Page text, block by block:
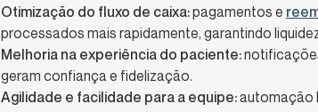
Otimização do fluxo de caixa:pagamentos e
processados mais rapidamente, garantindo
Melhoria na experiência do paciente:
geram confiança e fidelização.
Agilidade e facilidade para a equipe:automação